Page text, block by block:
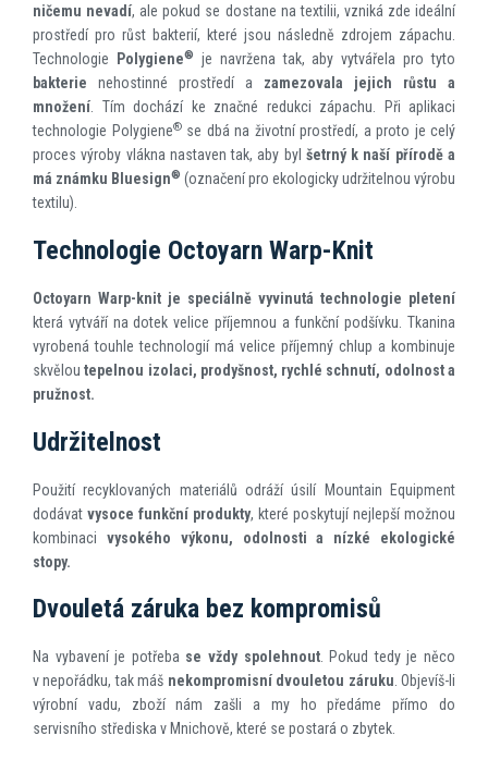
ničemu nevadí, ale pokud se dostane na textilii, vzniká zde ideální
prostředí pro růst bakterií, které jsou následně zdrojem zápachu.
Technologie
Polygiene®
je navržena tak, aby vytvářela pro tyto
bakterie nehostinné prostředí a zamezovala jejich růstu a
množení . Tím dochází ke značné redukci zápachu. Při aplikaci
technologie Polygiene®se dbá na životní prostředí, a proto je celý
proces výroby vlákna nastaven tak, aby byl šetrný k naší přírodě a
má známku Bluesign® (označení pro ekologicky udržitelnou výrobu
textilu).
Technologie Octoyarn Warp-Knit
Octoyarn Warp-knit je speciálně vyvinutá technologie pletení
která vytváří na dotek velice příjemnou a funkční podšívku. Tkanina
vyrobená touhle technologií má velice příjemný chlup a kombinuje
skvěloutepelnou izolaci, prodyšnost, rychlé schnutí, odolnost a
pružnost.
Udržitelnost
Použití recyklovaných materiálů odráží úsilí Mountain Equipment
dodávat vysoce funkční produkty, které poskytují nejlepší možnou
kombinaci vysokého výkonu, odolnosti a nízké ekologické
stopy.
Dvouletá záruka bez kompromisů
Na vybavení je potřeba se vždy spolehnout. Pokud tedy je něco
v nepořádku, tak máš nekompromisní dvouletou záruku. Objevíš-li
výrobní vadu, zboží nám zašli a my ho předáme přímo do
servisního střediska v Mnichově, které se postará o zbytek.